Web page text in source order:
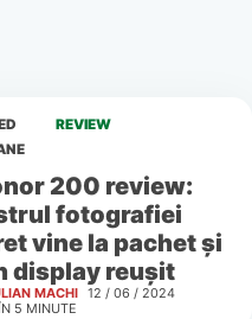
REVIEW
200 review:
fotografiei
vine la pachet și
display reușit
MACHI 12 / 06 / 2024
5 MINUTE